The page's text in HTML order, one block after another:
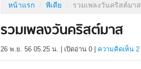
หน้าแรก พีเดีย รวมเพลงวันคริสต์มาส
รวมเพลงวันคริสต์มาส
26 พ.ย. 56 05.25 น. เปิดอ่าน 0 ความคิดเห็น 2